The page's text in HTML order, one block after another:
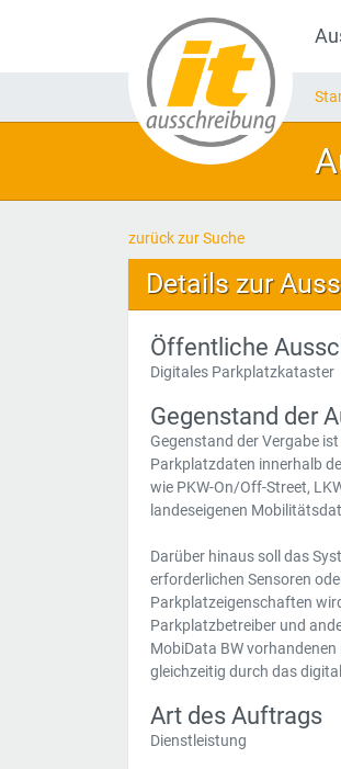
zurück zur Suche
Details zur
Öffentliche
Digitales Parkplatzkataster
Gegenstand der
Gegenstand der Vergabe
Parkplatzdaten innerhalb
wie PKW-On/Off-Street,
landeseigenen
Darüber hinaus soll das
erforderlichen Sensoren
Parkplatzeigenschaften
Parkplatzbetreiber und
MobiData BW
gleichzeitig durch das
Art des Auftrags
Dienstleistung